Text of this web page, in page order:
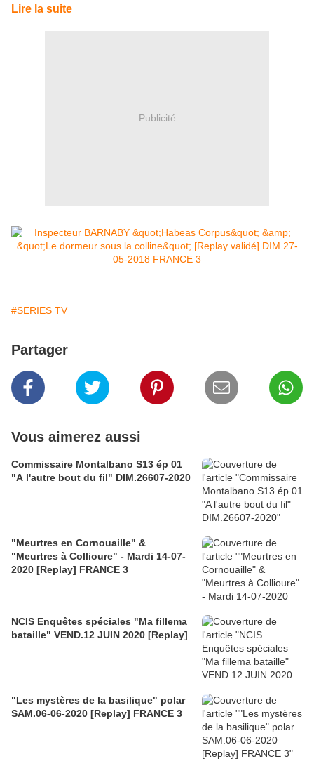
Lire la suite
Publicité
#SERIES TV
Partager
Vous aimerez aussi
Commissaire Montalbano S13 ép 01
"A l'autre bout du fil" DIM.26607-2020
"Meurtres en Cornouaille" &
"Meurtres à Collioure" - Mardi 14-07-
2020 [Replay] FRANCE 3
NCIS Enquêtes spéciales "Ma fillema
bataille" VEND.12 JUIN 2020 [Replay]
"Les mystères de la basilique" polar
SAM.06-06-2020 [Replay] FRANCE 3